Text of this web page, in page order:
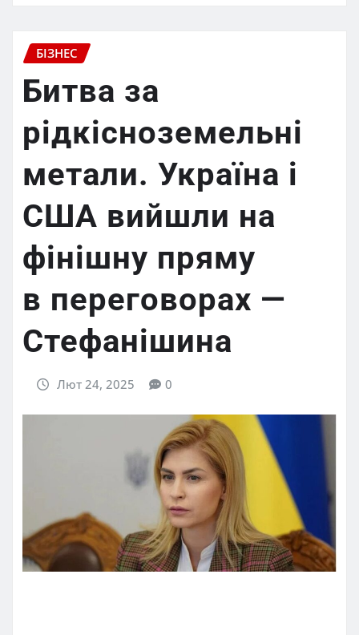
БІЗНЕС
Битва за
рідкісноземельні
метали. Україна і
США вийшли на
фінішну пряму
в переговорах —
Стефанішина
Лют 24, 2025 0